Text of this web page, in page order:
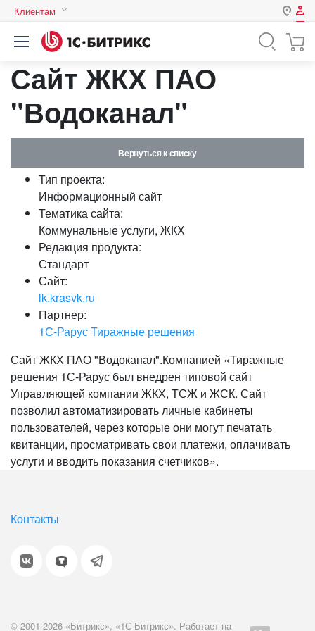
Клиентам
Авторизация
Нет аккаунта? Зарегистрироваться
Логин
Пароль
Запомнить меня на этом
Забыли свой пароль?
Сайт ЖКХ ПАО
"Водоканал"
Вернуться к списку
Тип проекта:
Информационный сайт
Тематика сайта:
Коммунальные услуги, ЖКХ
Редакция продукта:
Стандарт
Сайт:
lk.krasvk.ru
Партнер:
1С-Рарус Тиражные решения
Сайт ЖКХ ПАО "Водоканал".Компанией «Тиражные
решения 1С-Рарус был внедрен типовой сайт
Управляющей компании ЖКХ, ТСЖ и ЖСК. Сайт
позволил автоматизировать личные кабинеты
пользователей, через которые они могут печатать
квитанции, просматривать свои платежи, оплачивать
услуги и вводить показания счетчиков».
Контакты
© 2001-2026 «Битрикс», «1С-Битрикс». Работает на